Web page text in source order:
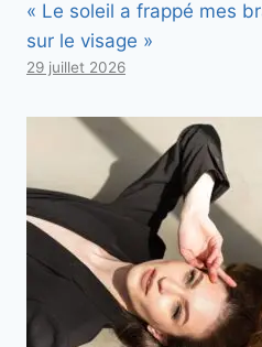
« Le soleil a frappé mes
sur le visage »
29 juillet 2026